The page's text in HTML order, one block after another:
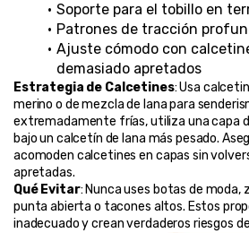
Soporte para el tobillo en
Patrones de tracción
Ajuste cómodo con
demasiado apretados
Estrategia de Calcetines: Usa
merino o de mezcla de lana para
extremadamente frías, utiliza una capa
bajo un calcetín de lana más pesado.
acomoden calcetines en capas sin
apretadas.
Qué Evitar: Nunca uses botas de moda,
punta abierta o tacones altos. Estos
inadecuado y crean verdaderos riesgos